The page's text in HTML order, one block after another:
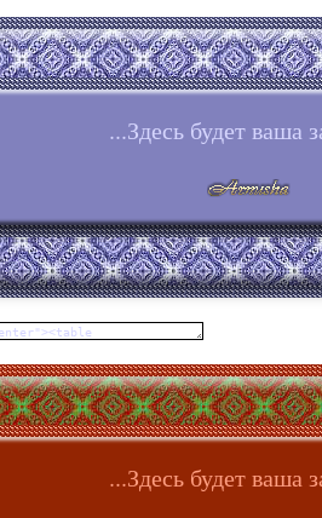
...Здесь будет ваша
...Здесь будет ваша